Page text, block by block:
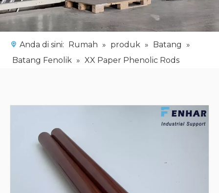
Anda di sini: Rumah » produk » Batang
»
Batang Fenolik » XX Paper Phenolic Rods